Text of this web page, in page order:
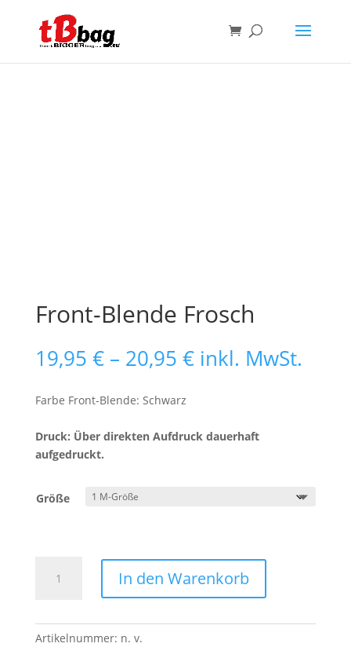
Front-Blende Frosch
19,95 € – 20,95 €Preisspanne:
19,95 €
inkl. MwSt.
Farbe Front-Blende: Schwarz
Druck: Über direkten Aufdruck dauerhaft
aufgedruckt.
Größe
Blende
In den Warenkorb
Artikelnummer: n. v.